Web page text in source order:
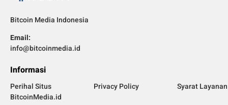
Bitcoin Media Indonesia
Email:
info@bitcoinmedia.id
Informasi
Perihal Situs
BitcoinMedia.id
Privacy Policy Syarat Layanan